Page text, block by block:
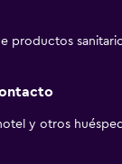
productos
y otros